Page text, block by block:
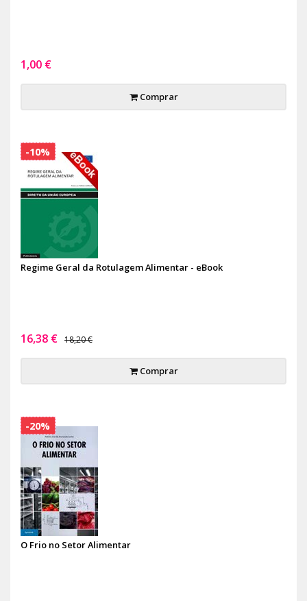
1,00 €
Comprar
Regime Geral da Rotulagem Alimentar - eBook
16,38 € 18,20 €
Comprar
-10%
O Frio no Setor Alimentar
-20%